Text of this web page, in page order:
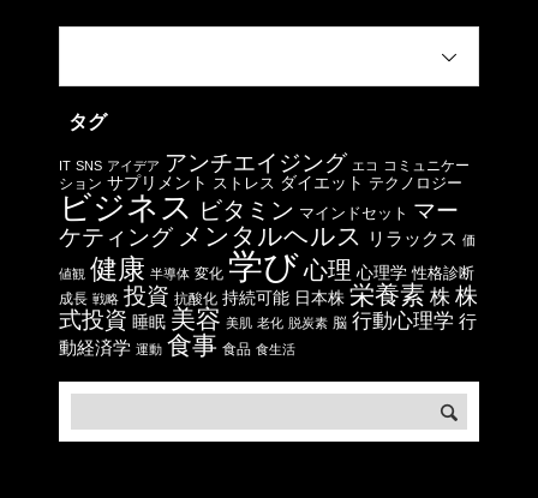
タグ
IT SNS アイデア アンチエイジング エコ コミュニケー
ション サプリメント ストレス ダイエット テクノロジー
ビジネス ビタミン マインドセット マー
ケティング メンタルヘルス リラックス 価
値観 健康 半導体 変化 学び心理 心理学 性格診断
成長 戦略 投資 抗酸化 持続可能 日本株 栄養素 株 株
式投資 睡眠 美容 美肌 老化 脱炭素 脳 行動心理学 行
動経済学 運動 食事 食品 食生活